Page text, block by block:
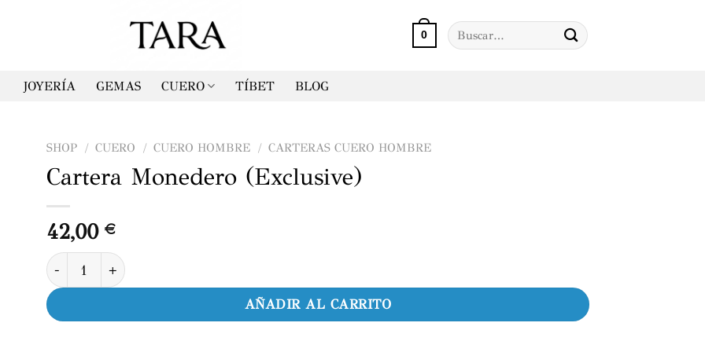
0
Buscar
por:
JOYERÍA GEMAS CUERO TÍBET BLOG
SHOP / CUERO / CUERO HOMBRE / CARTERAS CUERO HOMBRE
Cartera Monedero (Exclusive)
42,00 €
Cartera Monedero (Exclusive) cantidad
AÑADIR AL CARRITO